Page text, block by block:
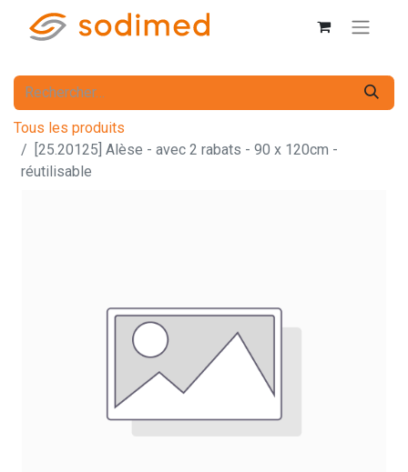
Tous les produits
[25.20125] Alèse - avec 2 rabats - 90 x 120cm -
réutilisable